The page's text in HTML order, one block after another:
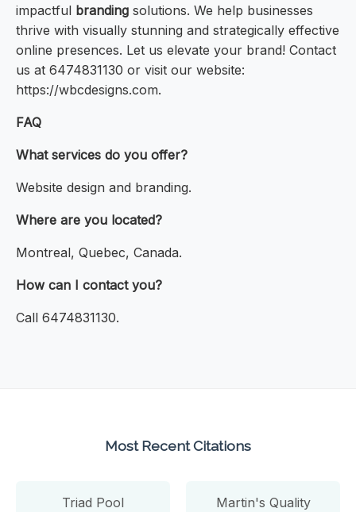
impactful branding solutions. We help businesses
thrive with visually stunning and strategically effective
online presences. Let us elevate your brand! Contact
us at 6474831130 or visit our website:
https://wbcdesigns.com.
FAQ
What services do you offer?
Website design and branding.
Where are you located?
Montreal, Quebec, Canada.
How can I contact you?
Call 6474831130.
Most Recent Citations
Triad Pool Martin's Quality